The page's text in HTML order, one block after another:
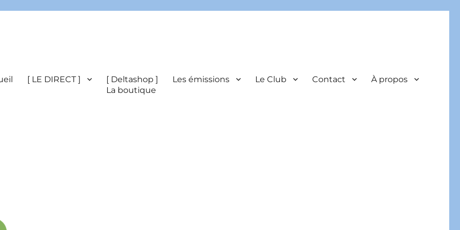
[ LE DIRECT ]
[ Deltashop ]
La boutique
Les émissions Le Club Contact À propos